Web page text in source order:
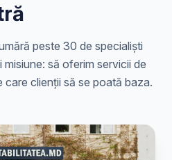
peste 30 de specialiști
să oferim servicii de
care clienții să se poată baza.